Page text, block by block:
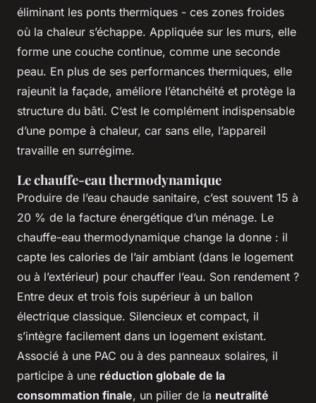
éliminant les ponts thermiques - ces zones froides
où la chaleur s’échappe. Appliquée sur les murs, elle
forme une couche continue, comme une seconde
peau. En plus de ses performances thermiques, elle
rajeunit la façade, améliore l’étanchéité et protège la
structure du bâti. C’est le complément indispensable
d’une pompe à chaleur, car sans elle, l’appareil
travaille en surrégime.
Le chauffe-eau thermodynamique
Produire de l’eau chaude sanitaire, c’est souvent 15 à
20 % de la facture énergétique d’un ménage. Le
chauffe-eau thermodynamique change la donne : il
capte les calories de l’air ambiant (dans le logement
ou à l’extérieur) pour chauffer l’eau. Son rendement ?
Entre deux et trois fois supérieur à un ballon
électrique classique. Silencieux et compact, il
s’intègre facilement dans un logement existant.
Associé à une PAC ou à des panneaux solaires, il
participe à une réduction globale de la
consommation finale, un pilier de la neutralité